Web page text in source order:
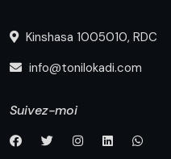
Kinshasa 1005010, RDC
info@tonilokadi.com
Suivez-moi